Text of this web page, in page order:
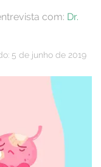
com: Dr.
5 de junho de 2019